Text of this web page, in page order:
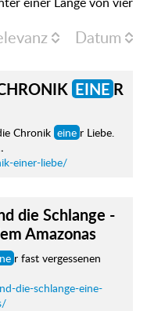
Datum
EINER
Chronik eine r Liebe.
einer-liebe/
die Schlange -
Amazonas
r fast vergessenen
die-schlange-eine-